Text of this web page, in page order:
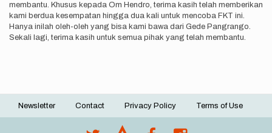
membantu. Khusus kepada Om Hendro, terima kasih telah memberikan
kami berdua kesempatan hingga dua kali untuk mencoba FKT ini.
Hanya inilah oleh-oleh yang bisa kami bawa dari Gede Pangrango.
Sekali lagi, terima kasih untuk semua pihak yang telah membantu.
Footer
Newsletter Contact Privacy Policy Terms of Use